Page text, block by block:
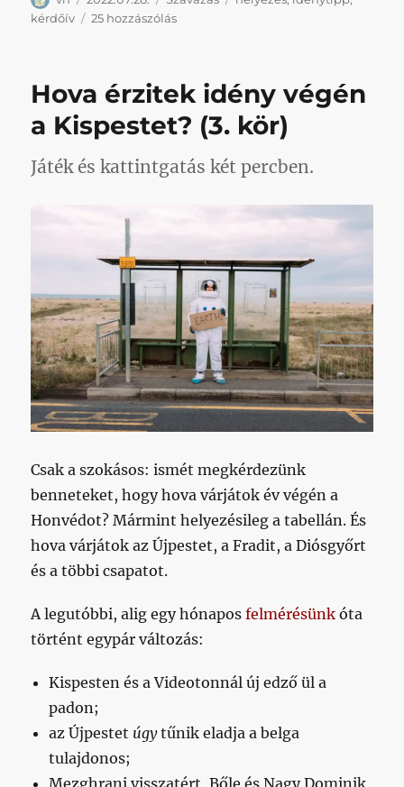
kérdőív
25 hozzászólásJöhetnek
kör)
bejegyzéshez
Hova érzitek idény végén
a Kispestet? (3. kör)
Játék és kattintgatás két percben.
Csak a szokásos: ismét megkérdezünk
benneteket, hogy hova várjátok év végén a
Honvédot? Mármint helyezésileg a tabellán. És
hova várjátok az Újpestet, a Fradit, a Diósgyőrt
és a többi csapatot.
A legutóbbi, alig egy hónaposfelmérésünk óta
történt egypár változás:
Kispesten és a Videotonnál új edző ül a
padon;
az Újpestet úgytűnik eladja a belga
tulajdonos;